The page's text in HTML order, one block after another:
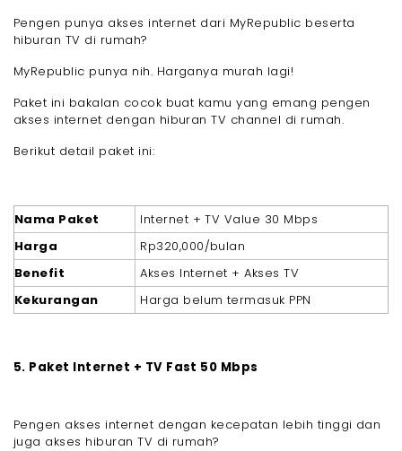
Pengen punya akses internet dari MyRepublic beserta
hiburan TV di rumah?
MyRepublic punya nih. Harganya murah lagi!
Paket ini bakalan cocok buat kamu yang emang pengen
akses internet dengan hiburan TV channel di rumah.
Berikut detail paket ini:
Nama Paket
Internet + TV Value 30 Mbps
Harga
Rp320,000/bulan
Benefit
Akses Internet + Akses TV
Kekurangan
Harga belum termasuk PPN
5. Paket Internet + TV Fast 50 Mbps
Pengen akses internet dengan kecepatan lebih tinggi dan
juga akses hiburan TV di rumah?